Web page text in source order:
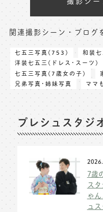
関連撮影シーン・ブログ
七五三写真(753)
和装
洋装七五三(ドレス･スーツ)
七五三写真(7歳女の子)
兄弟写真･姉妹写真
ママ
プレシュスタジ
7歳
ス
ゃ
ュ